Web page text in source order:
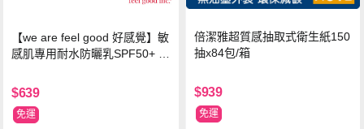
【we are feel good 好感覺】敏
感肌專用耐水防曬乳SPF50+ 7
$639
免運
倍潔雅超質感抽取式衛生紙150
抽x84包/箱
$939
免運